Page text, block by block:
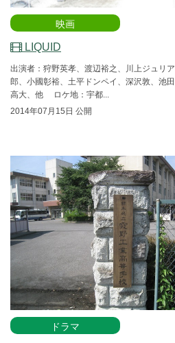
映画
LIQUID
出演者：狩野英孝、渡辺裕之、川上ジュリ
郎、小國彰裕、土平ドンペイ、深沢敦、池
高大、他 ロケ地：宇都...
2014年07月15日 公開
ドラマ